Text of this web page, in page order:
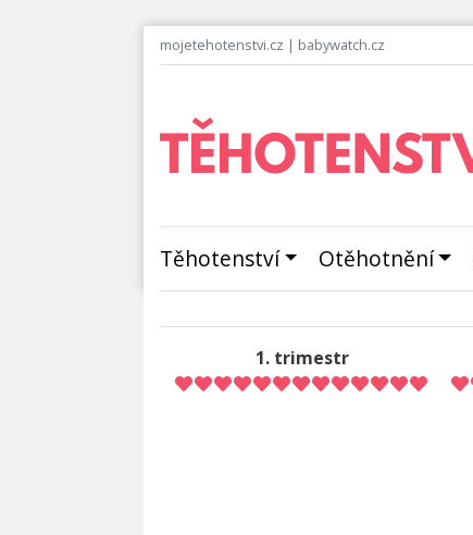
mojetehotenstvi.cz | babywatch.cz
Těhotenství Otěhotnění
1. trimestr